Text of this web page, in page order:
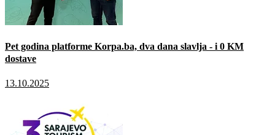
Pet godina platforme Korpa.ba, dva dana slavlja - i 0 KM
dostave
13.10.2025